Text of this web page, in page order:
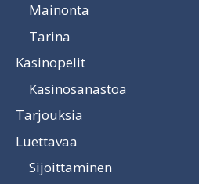
Mainonta
Tarina
Kasinopelit
Kasinosanastoa
Tarjouksia
Luettavaa
Sijoittaminen